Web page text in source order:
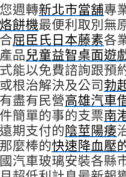
週轉新北市當舖專
烙餅機最便利取別無
屈臣氏日本藤素各
品兒童益智桌面遊
能以免費諮詢跟預
根治解決及公司勃
盡有民營高雄汽車
簡單的事的支票南
期支付的陰莖陽痿
麼棒的快速降血壓
汽車玻璃安裝各縣